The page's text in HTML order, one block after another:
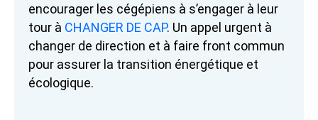
encourager les cégépiens à s’engager à leur
tour à CHANGER DE CAP. Un appel urgent à
changer de direction et à faire front commun
pour assurer la transition énergétique et
écologique.